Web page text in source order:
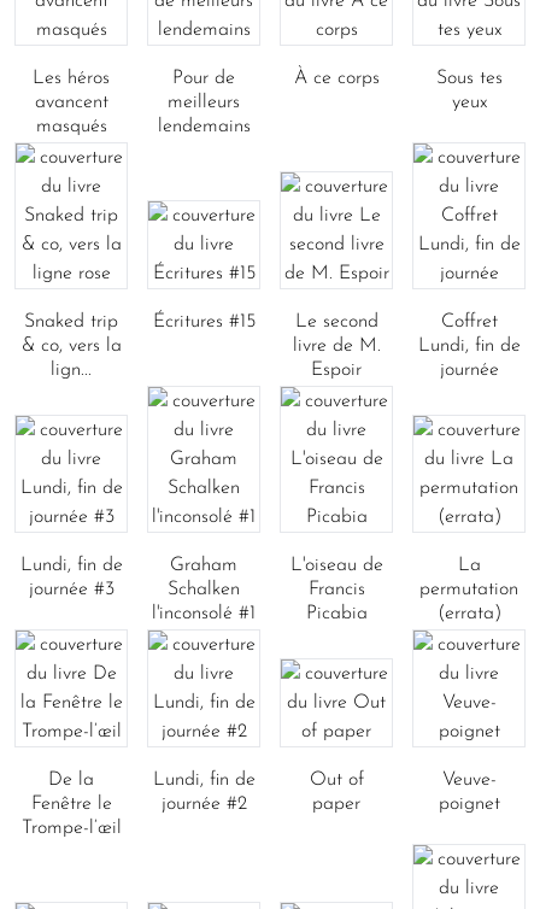
Les héros
avancent
masqués
Pour de
meilleurs
lendemains
À ce corps
Sous tes
yeux
Snaked trip
& co, vers la
lign...
Écritures #15
Le second
livre de M.
Espoir
Coffret
Lundi, fin de
journée
Lundi, fin de
journée #3
Graham
Schalken
l'inconsolé #1
L'oiseau de
Francis
Picabia
La
permutation
(errata)
De la
Fenêtre le
Trompe-l’œil
Lundi, fin de
journée #2
Out of
paper
Veuve-
poignet